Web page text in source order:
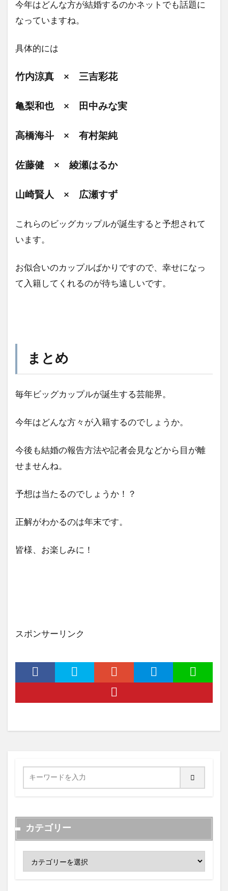
今年はどんな方が結婚するのかネットでも話題に
なっていますね。
具体的には
竹内涼真 × 三吉彩花
亀梨和也 × 田中みな実
高橋海斗 × 有村架純
佐藤健 × 綾瀬はるか
山崎賢人 × 広瀬すず
これらのビッグカップルが誕生すると予想されて
います。
お似合いのカップルばかりですので、幸せになっ
て入籍してくれるのが待ち遠しいです。
まとめ
毎年ビッグカップルが誕生する芸能界。
今年はどんな方々が入籍するのでしょうか。
今後も結婚の報告方法や記者会見などから目が離
せませんね。
予想は当たるのでしょうか！？
正解がわかるのは年末です。
皆様、お楽しみに！
スポンサーリンク
カテゴリー